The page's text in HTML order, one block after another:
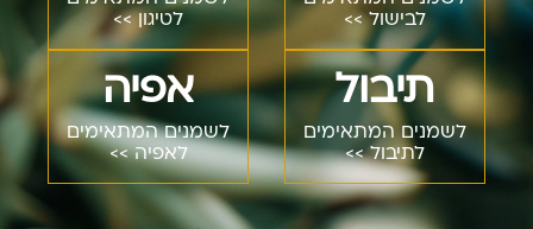
לטיגון >>
אפיה
לשמנים המתאימים
לאפיה >>
לבישול >>
תיבול
לשמנים המתאימים
לתיבול >>